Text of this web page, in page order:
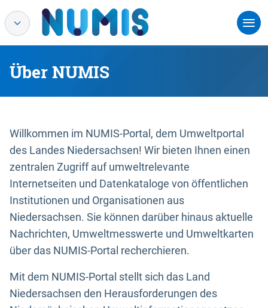
Über NUMIS
Willkommen im NUMIS-Portal, dem Umweltportal
des Landes Niedersachsen! Wir bieten Ihnen einen
zentralen Zugriff auf umweltrelevante
Internetseiten und Datenkataloge von öffentlichen
Institutionen und Organisationen aus
Niedersachsen. Sie können darüber hinaus aktuelle
Nachrichten, Umweltmesswerte und Umweltkarten
über das NUMIS-Portal recherchieren.
Mit dem NUMIS-Portal stellt sich das Land
Niedersachsen den Herausforderungen des